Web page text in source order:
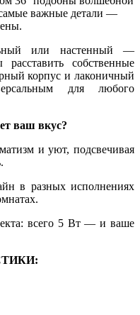
важные детали —
или настенный —
собственные
корпус и лаконичный
для любого
ваш вкус?
и уют, подсвечивая
в разных исполнениях
всего 5 Вт — и ваше